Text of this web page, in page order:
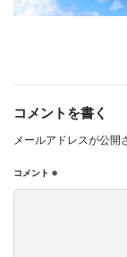
コメントを書く
メールアドレスが公開
コメント ※